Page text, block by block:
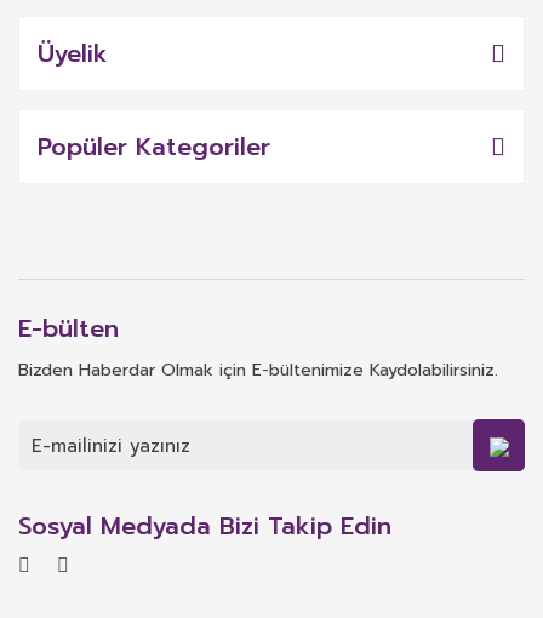
Üyelik
Popüler Kategoriler
E-bülten
Bizden Haberdar Olmak için E-bültenimize Kaydolabilirsiniz.
Sosyal Medyada Bizi Takip Edin